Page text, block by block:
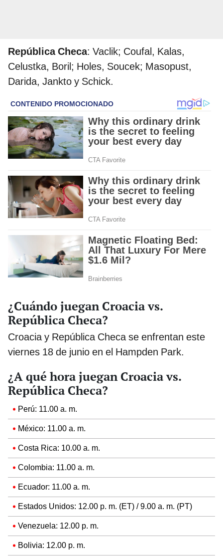
República Checa: Vaclik; Coufal, Kalas,
Celustka, Boril; Holes, Soucek; Masopust,
Darida, Jankto y Schick.
¿Cuándo juegan Croacia vs.
República Checa?
Croacia y República Checa se enfrentan este
viernes 18 de junio en el Hampden Park.
¿A qué hora juegan Croacia vs.
República Checa?
Perú: 11.00 a. m.
México: 11.00 a. m.
Costa Rica: 10.00 a. m.
Colombia: 11.00 a. m.
Ecuador: 11.00 a. m.
Estados Unidos: 12.00 p. m. (ET) / 9.00 a. m. (PT)
Venezuela: 12.00 p. m.
Bolivia: 12.00 p. m.